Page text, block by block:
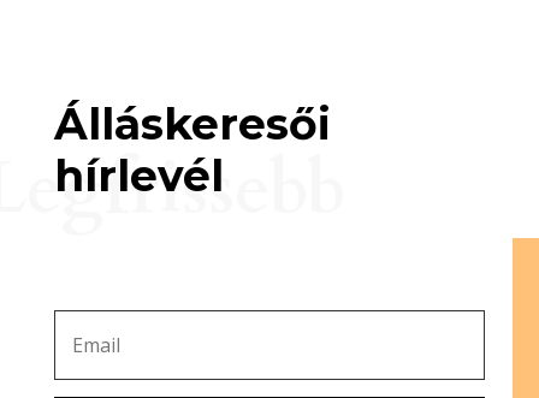
Álláskeresői
hírlevél